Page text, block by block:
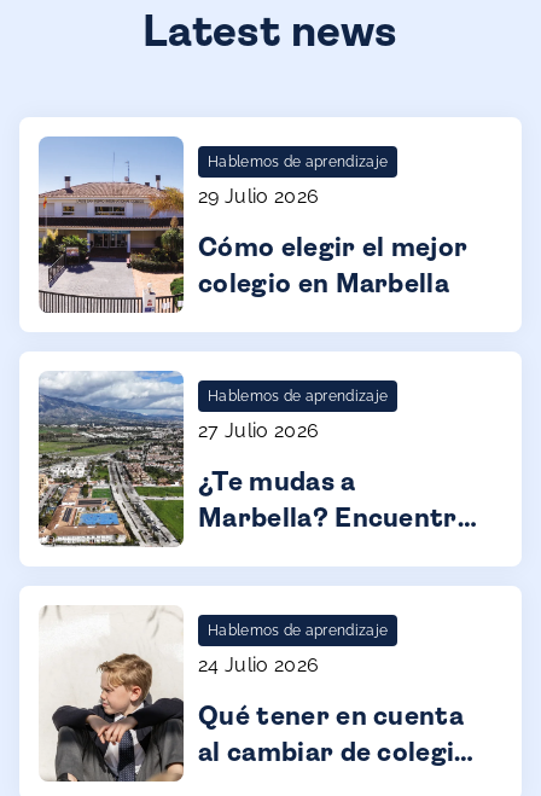
Latest news
Hablemos de aprendizaje
29 Julio 2026
Cómo elegir el mejor
colegio en Marbella
Hablemos de aprendizaje
27 Julio 2026
¿Te mudas a
Marbella? Encuentra
tus hijos
Hablemos de aprendizaje
24 Julio 2026
Qué tener en cuenta
al cambiar de colegio